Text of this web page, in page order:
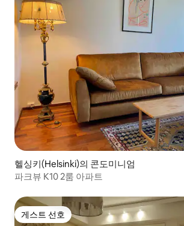
헬싱키(Helsinki)의 콘도미니엄
파크뷰 K10 2룸 아파트
게스트 선호
게스트 선호